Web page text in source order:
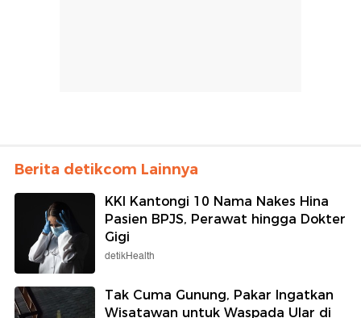
Berita detikcom Lainnya
KKI Kantongi 10 Nama Nakes Hina
Pasien BPJS, Perawat hingga Dokter
Gigi
detikHealth
Tak Cuma Gunung, Pakar Ingatkan
Wisatawan untuk Waspada Ular di